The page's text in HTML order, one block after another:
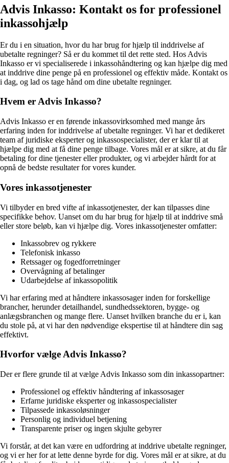
Advis Inkasso: Kontakt os for professionel
inkassohjælp
Er du i en situation, hvor du har brug for hjælp til inddrivelse af
ubetalte regninger? Så er du kommet til det rette sted. Hos Advis
Inkasso er vi specialiserede i inkassohåndtering og kan hjælpe dig med
at inddrive dine penge på en professionel og effektiv måde. Kontakt os
i dag, og lad os tage hånd om dine ubetalte regninger.
Hvem er Advis Inkasso?
Advis Inkasso er en førende inkassovirksomhed med mange års
erfaring inden for inddrivelse af ubetalte regninger. Vi har et dedikeret
team af juridiske eksperter og inkassospecialister, der er klar til at
hjælpe dig med at få dine penge tilbage. Vores mål er at sikre, at du får
betaling for dine tjenester eller produkter, og vi arbejder hårdt for at
opnå de bedste resultater for vores kunder.
Vores inkassotjenester
Vi tilbyder en bred vifte af inkassotjenester, der kan tilpasses dine
specifikke behov. Uanset om du har brug for hjælp til at inddrive små
eller store beløb, kan vi hjælpe dig. Vores inkassotjenester omfatter:
Inkassobrev og rykkere
Telefonisk inkasso
Retssager og fogedforretninger
Overvågning af betalinger
Udarbejdelse af inkassopolitik
Vi har erfaring med at håndtere inkassosager inden for forskellige
brancher, herunder detailhandel, sundhedssektoren, bygge- og
anlægsbranchen og mange flere. Uanset hvilken branche du er i, kan
du stole på, at vi har den nødvendige ekspertise til at håndtere din sag
effektivt.
Hvorfor vælge Advis Inkasso?
Der er flere grunde til at vælge Advis Inkasso som din inkassopartner:
Professionel og effektiv håndtering af inkassosager
Erfarne juridiske eksperter og inkassospecialister
Tilpassede inkassoløsninger
Personlig og individuel betjening
Transparente priser og ingen skjulte gebyrer
Vi forstår, at det kan være en udfordring at inddrive ubetalte regninger,
og vi er her for at lette denne byrde for dig. Vores mål er at sikre, at du